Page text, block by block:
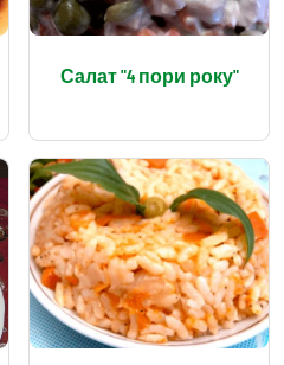
Салат "4 пори року"